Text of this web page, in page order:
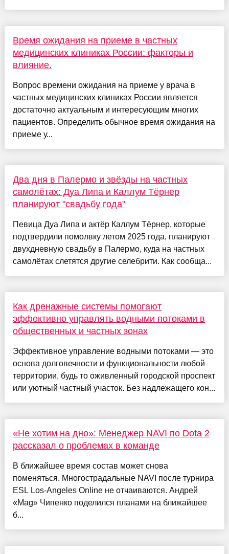
Время ожидания на приеме в частных
медицинских клиниках России: факторы и
влияние.
Вопрос времени ожидания на приеме у врача в
частных медицинских клиниках России является
достаточно актуальным и интересующим многих
пациентов. Определить обычное время ожидания на
приеме у...
Два дня в Палермо и звёзды на частных
самолётах: Дуа Липа и Каллум Тёрнер
планируют "свадьбу года"
Певица Дуа Липа и актёр Каллум Тёрнер, которые
подтвердили помолвку летом 2025 года, планируют
двухдневную свадьбу в Палермо, куда на частных
самолётах слетятся другие селебрити. Как сообща...
Как дренажные системы помогают
эффективно управлять водными потоками в
общественных и частных зонах
Эффективное управление водными потоками — это
основа долговечности и функциональности любой
территории, будь то оживленный городской проспект
или уютный частный участок. Без надлежащего кон...
«Не хотим на дно»: Менеджер NAVI по Dota 2
рассказал о проблемах в команде
В ближайшее время состав может снова
поменяться. Многострадальные NAVI после турнира
ESL Los-Angeles Online не отчаиваются. Андрей
«Mag» Чипенко поделился планами на ближайшее
б...